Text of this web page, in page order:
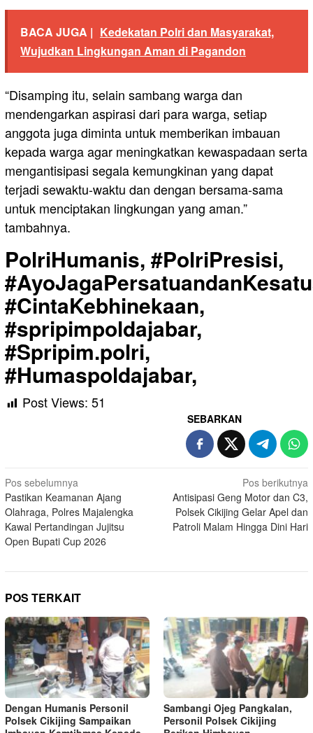
BACA JUGA | Kedekatan Polri dan Masyarakat,
Wujudkan Lingkungan Aman di Pagandon
“Disamping itu, selain sambang warga dan
mendengarkan aspirasi dari para warga, setiap
anggota juga diminta untuk memberikan imbauan
kepada warga agar meningkatkan kewaspadaan serta
mengantisipasi segala kemungkinan yang dapat
terjadi sewaktu-waktu dan dengan bersama-sama
untuk menciptakan lingkungan yang aman.”
tambahnya.
PolriHumanis, #PolriPresisi,
#CintaKebhinekaan,
#spripimpoldajabar,
#Spripim.polri,
#Humaspoldajabar,
Post Views: 51
SEBARKAN
Navigasi
pos
Pos sebelumnya
Pastikan Keamanan Ajang
Olahraga, Polres Majalengka
Kawal Pertandingan Jujitsu
Open Bupati Cup 2026
Pos berikutnya
Antisipasi Geng Motor dan C3,
Polsek Cikijing Gelar Apel dan
Patroli Malam Hingga Dini Hari
POS TERKAIT
Dengan Humanis Personil
Polsek Cikijing Sampaikan
Sambangi Ojeg Pangkalan,
Personil Polsek Cikijing